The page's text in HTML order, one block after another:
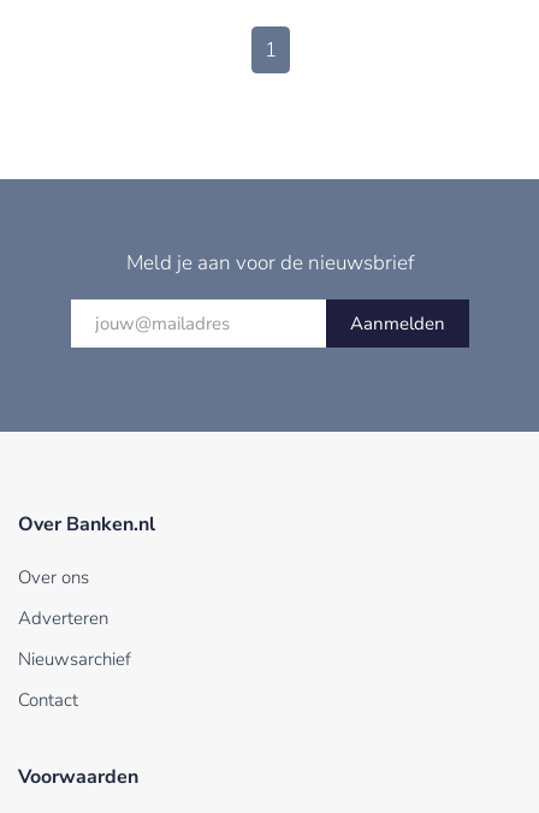
1
Meld je aan voor de nieuwsbrief
Aanmelden
Over Banken.nl
Over ons
Adverteren
Nieuwsarchief
Contact
Voorwaarden